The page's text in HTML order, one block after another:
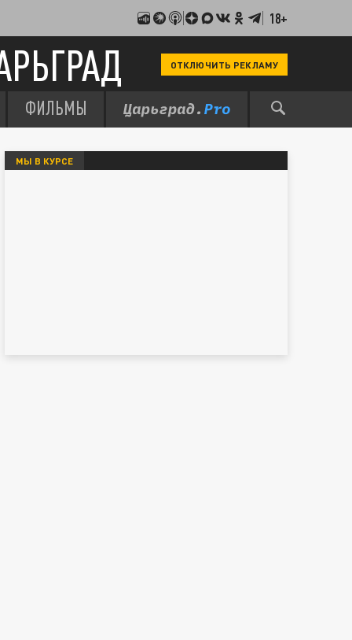
18+
ОТКЛЮЧИТЬ РЕКЛАМУ
ФИЛЬМЫ
МЫ В КУРСЕ